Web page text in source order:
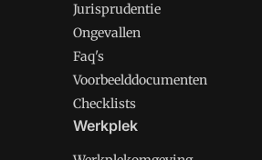
Jurisprudentie
Ongevallen
Faq's
Voorbeelddocumenten
Checklists
Werkplek